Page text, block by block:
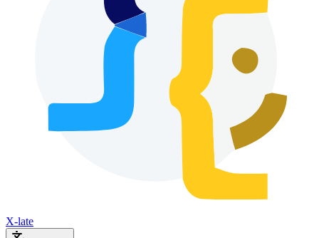
X-late